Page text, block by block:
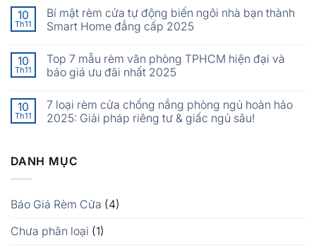
10
Th11
Bí mật rèm cửa tự động biến ngôi nhà bạn thành
Smart Home đẳng cấp 2025
10
Th11
Top 7 mẫu rèm văn phòng TPHCM hiện đại và
báo giá ưu đãi nhất 2025
10
Th11
7 loại rèm cửa chống nắng phòng ngủ hoàn hảo
2025: Giải pháp riêng tư & giấc ngủ sâu!
DANH MỤC
Báo Giá Rèm Cửa (4)
Chưa phân loại (1)